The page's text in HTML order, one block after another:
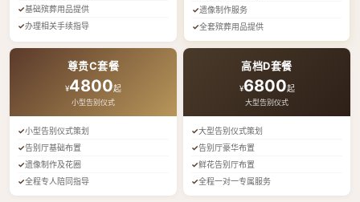
基础殡葬用品提供
办理相关手续指导
遗像制作服务
全套殡葬用品提供
尊贵C套餐
¥4800起
小型告别仪式
小型告别仪式策划
告别厅基础布置
遗像制作及花圈
全程专人陪同指导
高档D套餐
¥6800起
大型告别仪式
大型告别仪式策划
告别厅豪华布置
鲜花告别厅布置
全程一对一专属服务